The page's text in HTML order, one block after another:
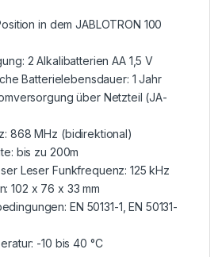
in dem JABLOTRON 100
2 Alkalibatterien AA 1,5 V
Batterielebensdauer: 1 Jahr
über Netzteil (JA-
868 MHz (bidirektional)
bis zu 200m
Leser Funkfrequenz: 125 kHz
102 x 76 x 33 mm
EN 50131-1, EN 50131-
-10 bis 40 °C